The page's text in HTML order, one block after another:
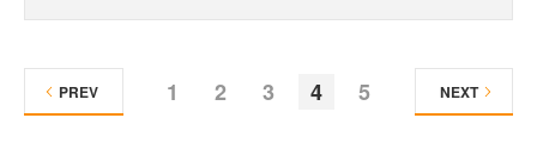
1 2 3 4 5
PREV NEXT